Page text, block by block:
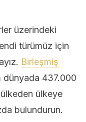
üzerindeki
türümüz için
Birleşmiş
dünyada 437.000
ülkeye
bulundurun.